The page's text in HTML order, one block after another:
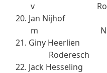
v
Jan
m
Giny
Roderesch
Jack